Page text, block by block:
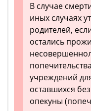
В случае
иных случаях
родителей,
остались
учреждений
оставшихся
опекуны